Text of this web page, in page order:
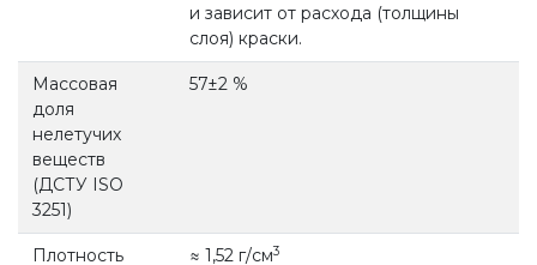
и зависит от расхода (толщины
слоя) краски.
Массовая
доля
нелетучих
веществ
(ДСТУ ISO
3251)
57±2 %
Плотность
≈ 1,52 г/см3